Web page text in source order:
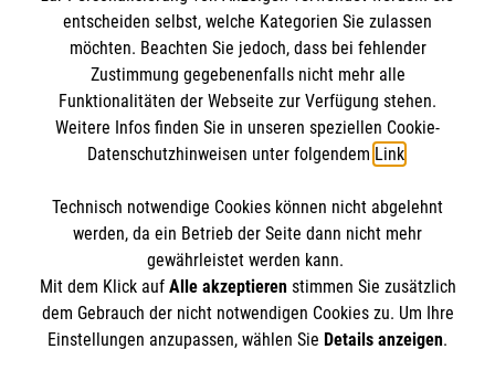
Newsletter abonnieren
Cookies verwalten|AGB|Impressum|Datenschutz
Barrierefreiheit |Kontakt| Sharepoint|Mediathek
entscheiden selbst, welche Kategorien Sie zulassen
möchten. Beachten Sie jedoch, dass bei fehlender
Zustimmung gegebenenfalls nicht mehr alle
Funktionalitäten der Webseite zur Verfügung stehen.
Weitere Infos finden Sie in unseren speziellen Cookie-
Datenschutzhinweisen unter folgendem Link.
Technisch notwendige Cookies können nicht abgelehnt
werden, da ein Betrieb der Seite dann nicht mehr
gewährleistet werden kann.
Mit dem Klick auf Alle akzeptierenstimmen Sie zusätzlich
dem Gebrauch der nicht notwendigen Cookies zu. Um Ihre
Einstellungen anzupassen, wählen Sie Details anzeigen.